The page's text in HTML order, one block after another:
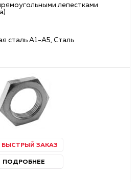
лепестками
сталь А1-А5, Сталь
БЫСТРЫЙ ЗАКАЗ
ПОДРОБНЕЕ